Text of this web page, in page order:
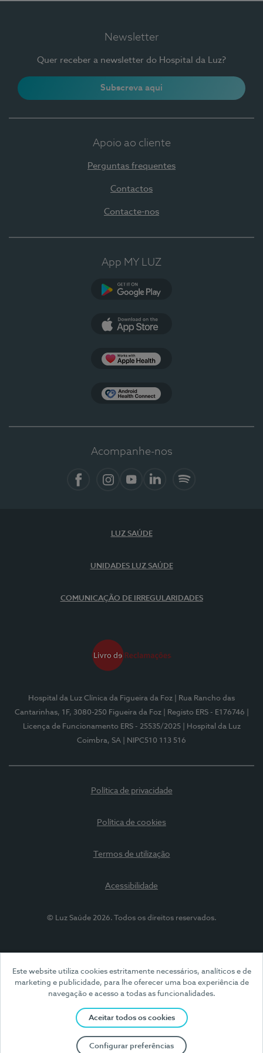
Este website utiliza cookies estritamente necessários, analíticos e de
marketing e publicidade, para lhe oferecer uma boa experiência de
navegação e acesso a todas as funcionalidades.
Aceitar todos os cookies
Configurar preferências
Newsletter
Quer receber a newsletter do Hospital da Luz?
Subscreva aqui
Apoio ao cliente
Perguntas frequentes
Contactos
Contacte-nos
App MY LUZ
Acompanhe-nos
LUZ SAÚDE
UNIDADES LUZ SAÚDE
COMUNICAÇÃO DE IRREGULARIDADES
Hospital da Luz Clínica da Figueira da Foz
| Rua Rancho das
Cantarinhas, 1F, 3080-250 Figueira da Foz
| Registo ERS - E176746
Licença de Funcionamento ERS - 25535/2025
| Hospital da Luz
Coimbra, SA
| NIPC510 113 516
Política de privacidade
Política de cookies
Termos de utilização
Acessibilidade
© Luz Saúde 2026. Todos os direitos reservados.